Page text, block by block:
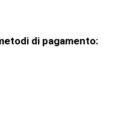
di pagamento: